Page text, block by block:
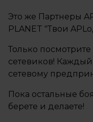
Это же Партнеры
PLANET "Твои
Только
сетевиков!
сетевому
Пока остальные
берете и делаете!